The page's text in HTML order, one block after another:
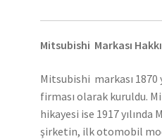
Mitsubishi Markası
Mitsubishi markası 1870
firması olarak kuruldu.
hikayesi ise 1917
şirketin, ilk otomobil